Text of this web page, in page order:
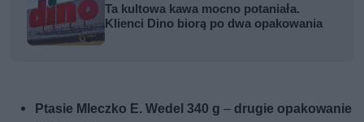
Ta kultowa kawa mocno potaniała.
Klienci Dino biorą po dwa opakowania
Ptasie Mleczko E. Wedel 340 g – drugie opakowanie